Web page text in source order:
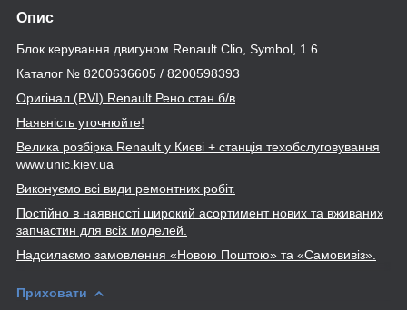
Опис
Блок керування двигуном Renault Clio, Symbol, 1.6
Каталог № 8200636605 / 8200598393
Оригінал (RVI) Renault Рено стан б/в
Наявність уточнюйте!
Велика розбірка Renault у Києві + станція техобслуговування
www.unic .kiev.ua
Виконуємо всі види ремонтних робіт.
Постійно в наявності широкий асортимент нових та вживаних
запчастин для всіх моделей.
Надсилаємо замовлення «Новою Поштою» та «Самовивіз».
Приховати